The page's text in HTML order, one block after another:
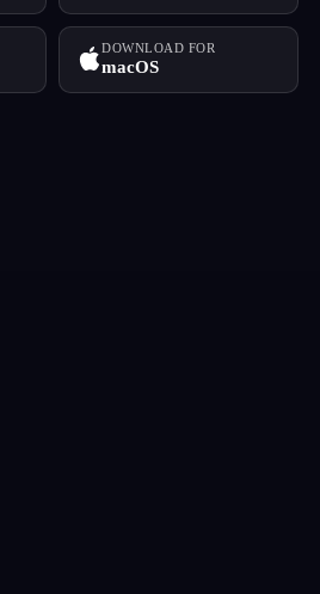
DOWNLOAD FOR
macOS